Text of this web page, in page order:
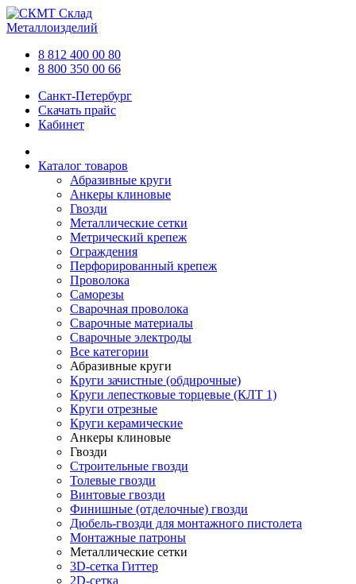
Склад
Металлоизделий
8 812 400 00 80
8 800 350 00 66
Санкт-Петербург
Скачать прайс
Кабинет
Каталог товаров
Абразивные круги
Анкеры клиновые
Гвозди
Металлические сетки
Метрический крепеж
Ограждения
Перфорированный крепеж
Проволока
Саморезы
Сварочная проволока
Сварочные материалы
Сварочные электроды
Все категории
Абразивные круги
Круги зачистные (обдирочные)
Круги лепестковые торцевые (КЛТ 1)
Круги отрезные
Круги керамические
Анкеры клиновые
Гвозди
Строительные гвозди
Толевые гвозди
Винтовые гвозди
Финишные (отделочные) гвозди
Дюбель-гвозди для монтажного пистолета
Монтажные патроны
Металлические сетки
3D-сетка Гиттер
2D-сетка